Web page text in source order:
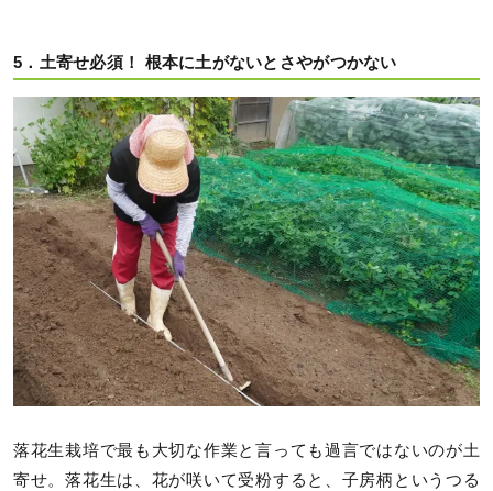
5．土寄せ必須！ 根本に土がないとさやがつかない
落花生栽培で最も大切な作業と言っても過言ではないのが土
寄せ。落花生は、花が咲いて受粉すると、子房柄というつる